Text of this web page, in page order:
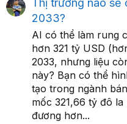
Thị trường nào
2033?
AI có thể làm rung
hơn 321 tỷ USD
2033, nhưng liệu
này? Bạn có thể
tạo trong ngành
mốc 321,66 tỷ đô
đương hơn...